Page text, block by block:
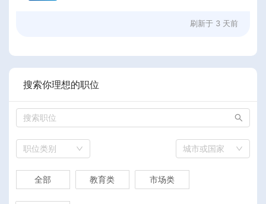
刷新于 3 天前
搜索你理想的职位
职位类别 城市或国家
全部 教育类 市场类